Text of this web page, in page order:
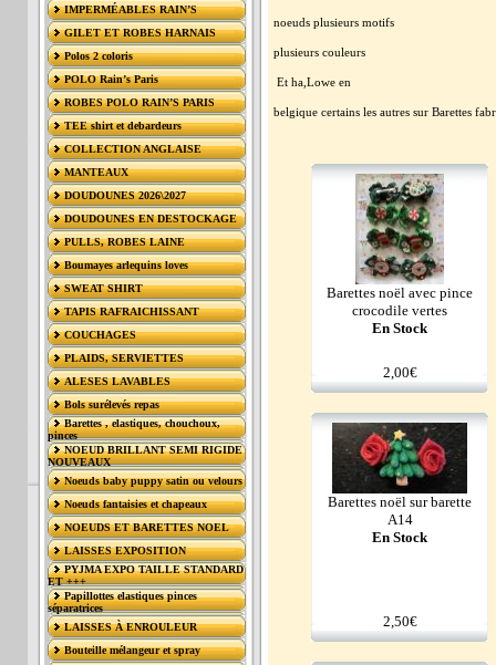
IMPERMÉABLES RAIN’S
GILET ET ROBES HARNAIS
Polos 2 coloris
POLO Rain’s Paris
ROBES POLO RAIN’S PARIS
TEE shirt et debardeurs
COLLECTION ANGLAISE
MANTEAUX
DOUDOUNES 2026\2027
DOUDOUNES EN DESTOCKAGE
PULLS, ROBES LAINE
Boumayes arlequins loves
SWEAT SHIRT
TAPIS RAFRAICHISSANT
COUCHAGES
PLAIDS, SERVIETTES
ALESES LAVABLES
Bols surélevés repas
Barettes , elastiques, chouchoux,
pinces
NOEUD BRILLANT SEMI RIGIDE
NOUVEAUX
Noeuds baby puppy satin ou velours
Noeuds fantaisies et chapeaux
NOEUDS ET BARETTES NOEL
LAISSES EXPOSITION
PYJMA EXPO TAILLE STANDARD
ET +++
Papillottes elastiques pinces
séparatrices
LAISSES À ENROULEUR
Bouteille mélangeur et spray
noeuds plusieurs motifs
plusieurs couleurs
Et ha,Lowe en
belgique certains les autres sur Barettes
Barettes noël avec pince
crocodile vertes
En Stock
2,00€
Barettes noël sur barette
A14
En Stock
2,50€